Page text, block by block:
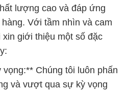
lượng cao và đáp ứng
Với tầm nhìn và cam
xin giới thiệu một số đặc
Chúng tôi luôn phấn
và vượt qua sự kỳ vọng